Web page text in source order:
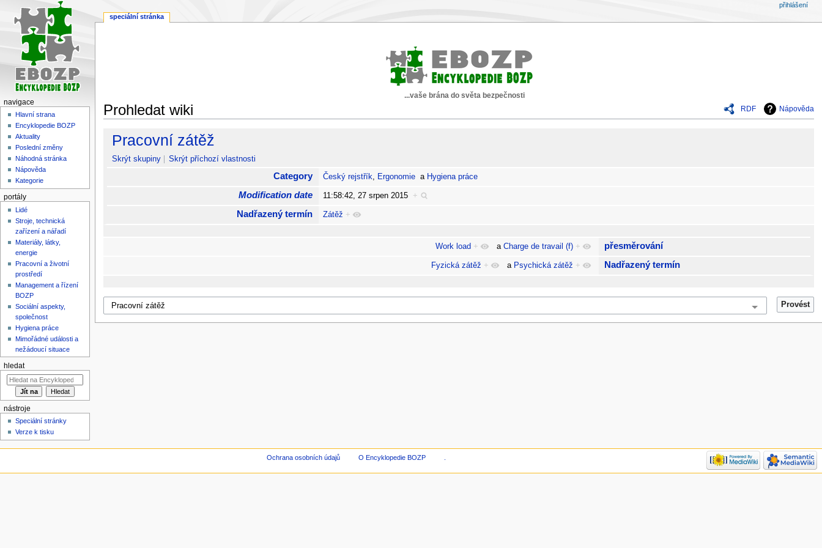
...vaše brána do světa bezpečnosti
RDF
Nápověda
Prohledat wiki
Skočit
navigaci
Skočit
vyhledávání
Pracovní zátěž
Skrýt skupiny Skrýt příchozí vlastnosti
Category Český rejstřík, Ergonomie a Hygiena práce
Modification date 11:58:42, 27 srpen 2015 +
Nadřazený termín Zátěž +
Work load + aCharge de travail (f) + přesměrování
Fyzická zátěž + a Psychická zátěž + Nadřazený termín
speciální stránka
přihlášení
navigace
Hlavní strana
Encyklopedie BOZP
Aktuality
Poslední změny
Náhodná stránka
Nápověda
Kategorie
portály
Lidé
Stroje, technická
zařízení a nářadí
Materiály, látky,
energie
Pracovní a životní
prostředí
Management a řízení
BOZP
Sociální aspekty,
společnost
Hygiena práce
Mimořádné události a
nežádoucí situace
hledat
nástroje
Speciální stránky
Verze k tisku
Ochrana osobních údajů O Encyklopedie BOZP